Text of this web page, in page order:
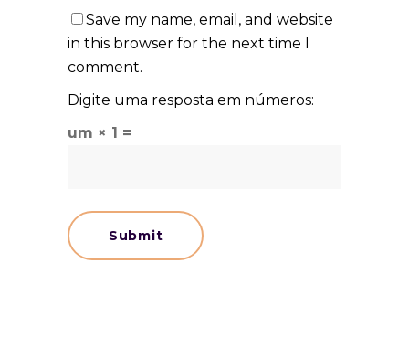
Save my name, email, and website
in this browser for the next time I
comment.
Digite uma resposta em números:
um × 1 =